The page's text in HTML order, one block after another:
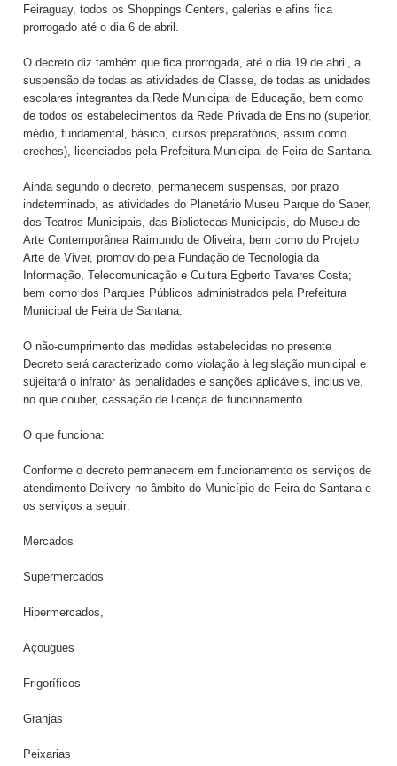
Feiraguay, todos os Shoppings Centers, galerias e afins fica
prorrogado até o dia 6 de abril.
O decreto diz também que fica prorrogada, até o dia 19 de abril, a
suspensão de todas as atividades de Classe, de todas as unidades
escolares integrantes da Rede Municipal de Educação, bem como
de todos os estabelecimentos da Rede Privada de Ensino (superior,
médio, fundamental, básico, cursos preparatórios, assim como
creches), licenciados pela Prefeitura Municipal de Feira de Santana.
Ainda segundo o decreto, permanecem suspensas, por prazo
indeterminado, as atividades do Planetário Museu Parque do Saber,
dos Teatros Municipais, das Bibliotecas Municipais, do Museu de
Arte Contemporânea Raimundo de Oliveira, bem como do Projeto
Arte de Viver, promovido pela Fundação de Tecnologia da
Informação, Telecomunicação e Cultura Egberto Tavares Costa;
bem como dos Parques Públicos administrados pela Prefeitura
Municipal de Feira de Santana.
O não-cumprimento das medidas estabelecidas no presente
Decreto será caracterizado como violação à legislação municipal e
sujeitará o infrator às penalidades e sanções aplicáveis, inclusive,
no que couber, cassação de licença de funcionamento.
O que funciona:
Conforme o decreto permanecem em funcionamento os serviços de
atendimento Delivery no âmbito do Município de Feira de Santana e
os serviços a seguir:
Mercados
Supermercados
Hipermercados,
Açougues
Frigoríficos
Granjas
Peixarias